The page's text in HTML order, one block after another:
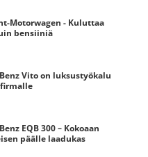
Motorwagen - Kuluttaa
bensiiniä
Vito on luksustyökalu
EQB 300 – Kokoaan
päälle laadukas